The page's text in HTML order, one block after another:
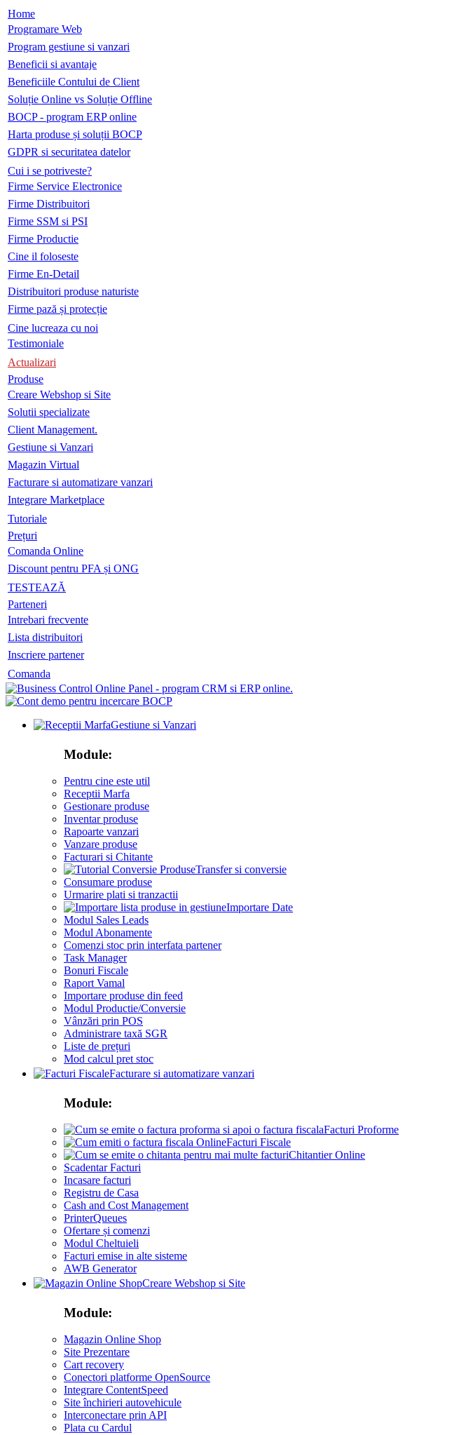
Home
Programare Web
Program gestiune si vanzari
Beneficii si avantaje
Beneficiile Contului de Client
Soluție Online vs Soluție Offline
BOCP - program ERP online
Harta produse și soluții BOCP
GDPR si securitatea datelor
Cui i se potriveste?
Firme Service Electronice
Firme Distribuitori
Firme SSM si PSI
Firme Productie
Cine il foloseste
Firme En-Detail
Distribuitori produse naturiste
Firme pază și protecție
Cine lucreaza cu noi
Testimoniale
Actualizari
Produse
Creare Webshop si Site
Solutii specializate
Client Management.
Gestiune si Vanzari
Magazin Virtual
Facturare si automatizare vanzari
Integrare Marketplace
Tutoriale
Prețuri
Comanda Online
Discount pentru PFA și ONG
TESTEAZĂ
Parteneri
Intrebari frecvente
Lista distribuitori
Inscriere partener
Comanda
Gestiune si Vanzari
Module:
Pentru cine este util
Receptii Marfa
Gestionare produse
Inventar produse
Rapoarte vanzari
Vanzare produse
Facturari si Chitante
Transfer si conversie
Consumare produse
Urmarire plati si tranzactii
Importare Date
Modul Sales Leads
Modul Abonamente
Comenzi stoc prin interfata partener
Task Manager
Bonuri Fiscale
Raport Vamal
Importare produse din feed
Modul Productie/Conversie
Vânzări prin POS
Administrare taxă SGR
Liste de prețuri
Mod calcul pret stoc
Facturare si automatizare vanzari
Module:
Facturi Proforme
Facturi Fiscale
Chitantier Online
Scadentar Facturi
Incasare facturi
Registru de Casa
Cash and Cost Management
PrinterQueues
Ofertare și comenzi
Modul Cheltuieli
Facturi emise in alte sisteme
AWB Generator
Creare Webshop si Site
Module:
Magazin Online Shop
Site Prezentare
Cart recovery
Conectori platforme OpenSource
Integrare ContentSpeed
Site închirieri autovehicule
Interconectare prin API
Plata cu Cardul